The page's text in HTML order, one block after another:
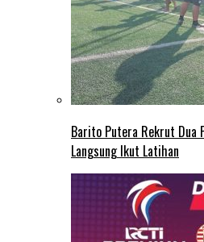
Barito Putera Rekrut Dua
Langsung Ikut Latihan